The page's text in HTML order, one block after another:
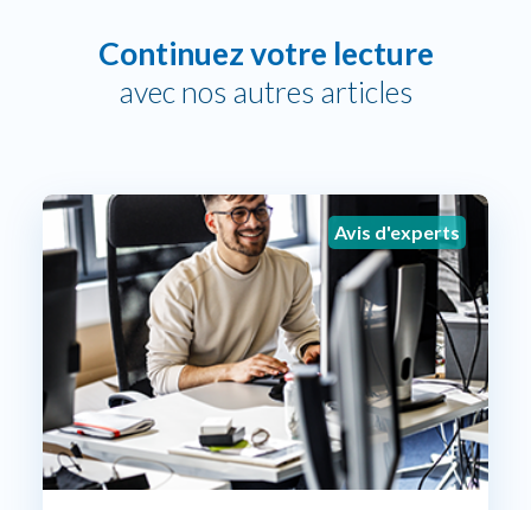
Continuez votre lecture
avec nos autres articles
Avis d'experts